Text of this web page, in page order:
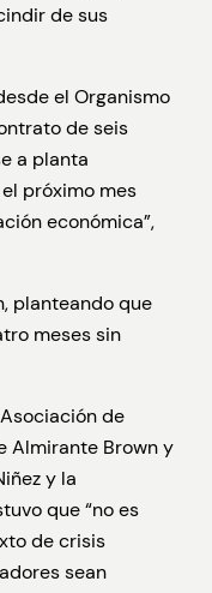
de sus
el Organismo
de seis
a planta
próximo mes
económica”,
planteando que
meses sin
de
Almirante Brown y
y la
que “no es
de crisis
sean